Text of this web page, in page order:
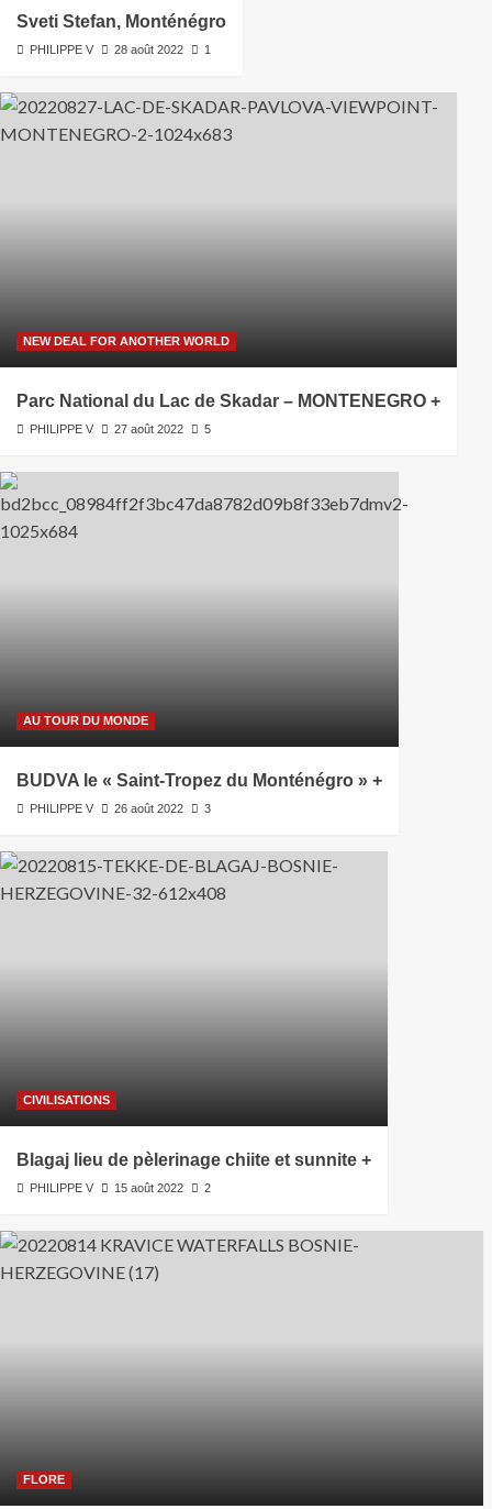
Sveti Stefan, Monténégro
PHILIPPE V 28 août 2022 1
NEW DEAL FOR ANOTHER WORLD
Parc National du Lac de Skadar – MONTENEGRO +
PHILIPPE V 27 août 2022 5
AU TOUR DU MONDE
BUDVA le « Saint-Tropez du Monténégro » +
PHILIPPE V 26 août 2022 3
CIVILISATIONS
Blagaj lieu de pèlerinage chiite et sunnite +
PHILIPPE V 15 août 2022 2
FLORE